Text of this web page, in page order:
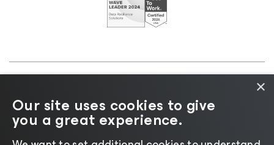
Aviso de cookies|Legal|Política de licencias
Recursos para proveedores
×
Our site uses cookies to give
you a great experience.